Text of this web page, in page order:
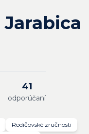
41
odporúčaní
Rodičovské zručnosti